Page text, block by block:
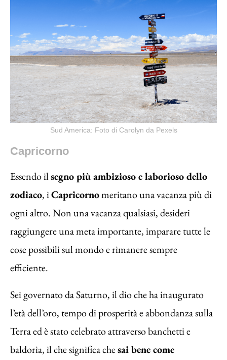
Sud America: Foto di Carolyn da Pexels
Capricorno
Essendo ilsegno più ambizioso e laborioso dello
zodiaco, iCapricornomeritano una vacanza più di
ogni altro. Non una vacanza qualsiasi, desideri
raggiungere una meta importante, imparare tutte le
cose possibili sul mondo e rimanere sempre
efficiente.
Sei governato da Saturno, il dio che ha inaugurato
l’età dell’oro, tempo di prosperità e abbondanza sulla
Terra ed è stato celebrato attraverso banchetti e
baldoria, il che significa chesai bene come